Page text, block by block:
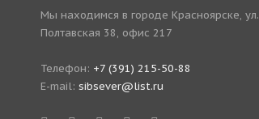
Мы находимся в городе Красноярске, ул.
Полтавская 38, офис 217
Телефон: +7 (391) 215-50-88
E-mail: sibsever@list.ru